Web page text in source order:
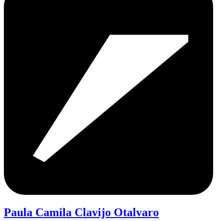
Paula Camila Clavijo Otalvaro